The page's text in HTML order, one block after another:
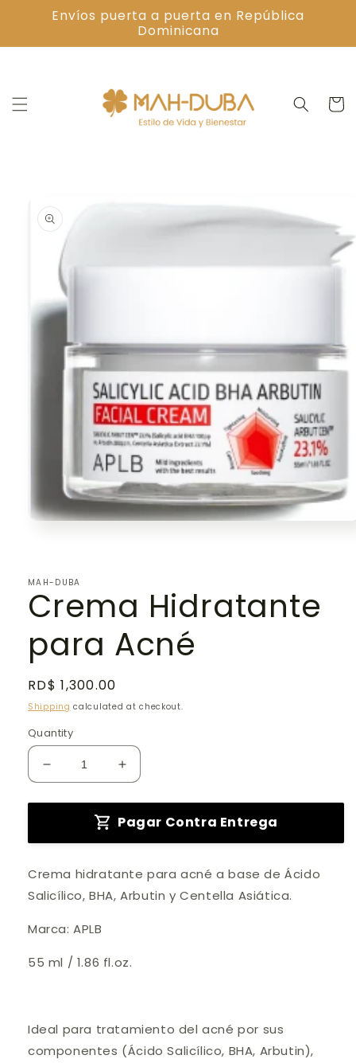
Skip to
content
Envíos puerta a puerta en República
Dominicana
Cart
product
information
MAH-DUBA
Crema Hidratante
para Acné
Regular
price
RD$ 1,300.00
Shipping calculated at checkout.
Quantity
Decrease
quantity
for
Acné
Increase
quantity
for
Crema
Acné
Pagar Contra Entrega
Crema hidratante para acné a base deÁcido
Salicílico, BHA, Arbutin y Centella Asiática.
Marca: APLB
55 ml / 1.86 fl.oz.
Ideal para tratamiento del acné por sus
componentes (Ácido Salicílico, BHA, Arbutin),